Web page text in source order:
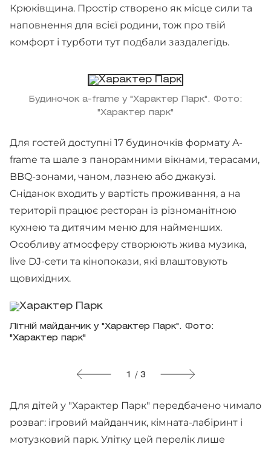
Крюківщина. Простір створено як місце сили та
наповнення для всієї родини, тож про твій
комфорт і турботи тут подбали заздалегідь.
Будиночок a-frame у "Характер Парк". Фото:
"Характер парк"
Для гостей доступні 17 будиночків формату A-
frame та шале з панорамними вікнами, терасами,
BBQ-зонами, чаном, лазнею або джакузі.
Сніданок входить у вартість проживання, а на
території працює ресторан із різноманітною
кухнею та дитячим меню для найменших.
Особливу атмосферу створюють жива музика,
live DJ-сети та кінопокази, які влаштовують
щовихідних.
Літній майданчик у "Характер Парк". Фото:
"Характер парк"
1 / 3
Для дітей у "Характер Парк" передбачено чимало
розваг: ігровий майданчик, кімната-лабіринт і
мотузковий парк. Улітку цей перелік лише